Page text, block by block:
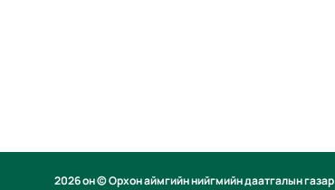
2026 он © Орхон аймгийн нийгмийн даатгалын газар